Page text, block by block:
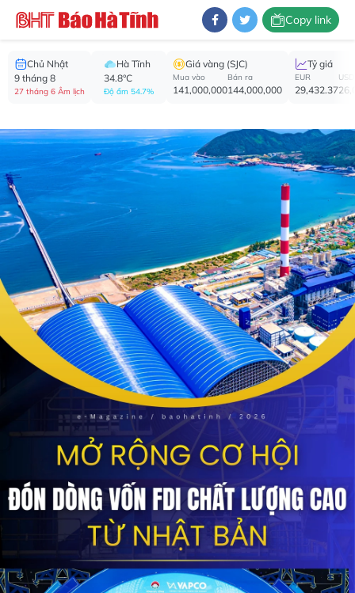
Copy link
Chủ Nhật
9 tháng 8
27 tháng 6 Âm lịch
Hà Tĩnh
34.8°C
Độ ẩm 54.7%
Giá vàng (SJC)
Mua vào
141,000,000
Bán ra
144,000,000
Tỷ giá
EUR
29,432.37
USD